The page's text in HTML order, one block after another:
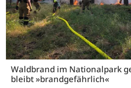
Waldbrand im Nationalpark
bleibt »brandgefährlich«